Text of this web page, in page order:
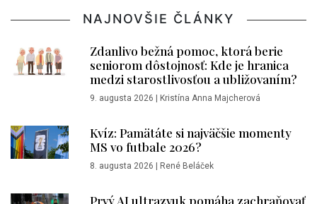
NAJNOVŠIE ČLÁNKY
Zdanlivo bežná pomoc, ktorá berie
seniorom dôstojnosť: Kde je hranica
medzi starostlivosťou a ubližovaním?
9. augusta 2026 Kristína Anna Majcherová
Kvíz: Pamätáte si najväčšie momenty
MS vo futbale 2026?
8. augusta 2026 René Beláček
Prvý AI ultrazvuk pomáha zachraňovať